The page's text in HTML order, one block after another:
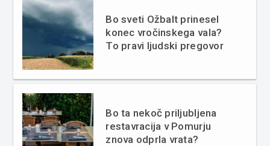
Bo sveti Ožbalt prinesel
konec vročinskega vala?
To pravi ljudski pregovor
Bo ta nekoč priljubljena
restavracija v Pomurju
znova odprla vrata?